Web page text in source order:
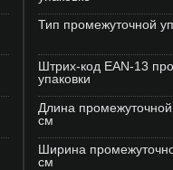
Тип промежуточной
Штрих-код EAN-13
упаковки
Длина промежуточной
см
Ширина
см